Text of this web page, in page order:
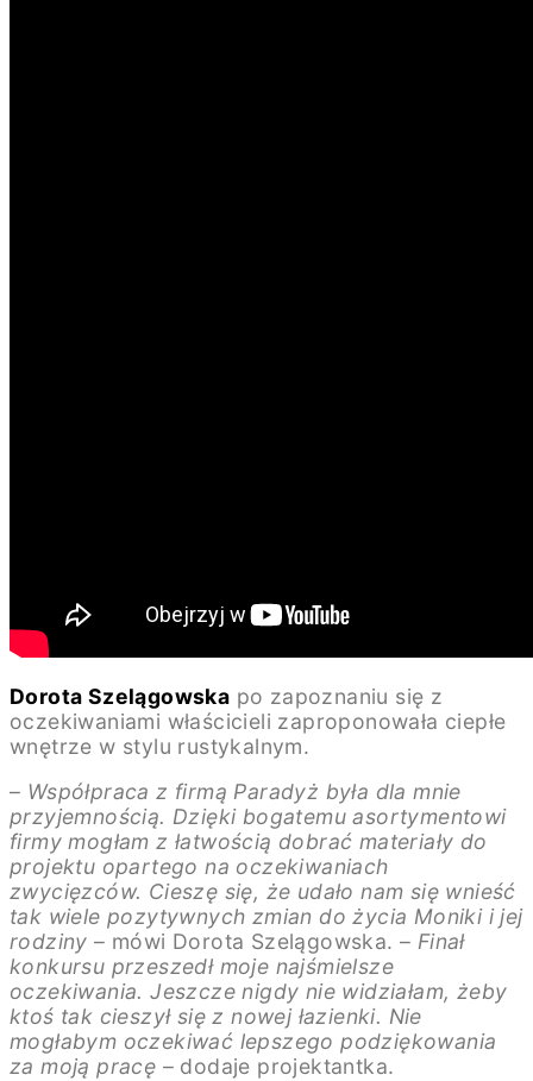
Dorota Szelągowska po zapoznaniu się z
oczekiwaniami właścicieli zaproponowała ciepłe
wnętrze w stylu rustykalnym.
– Współpraca z firmą Paradyż była dla mnie
przyjemnością. Dzięki bogatemu asortymentowi
firmy mogłam z łatwością dobrać materiały do
projektu opartego na oczekiwaniach
zwycięzców. Cieszę się, że udało nam się wnieść
tak wiele pozytywnych zmian do życia Moniki i jej
rodziny – mówi Dorota Szelągowska. – Finał
konkursu przeszedł moje najśmielsze
oczekiwania. Jeszcze nigdy nie widziałam, żeby
ktoś tak cieszył się z nowej łazienki. Nie
mogłabym oczekiwać lepszego podziękowania
za moją pracę – dodaje projektantka.